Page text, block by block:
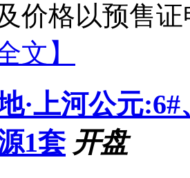
价格以预售
文】
·上河公元
1套 开盘